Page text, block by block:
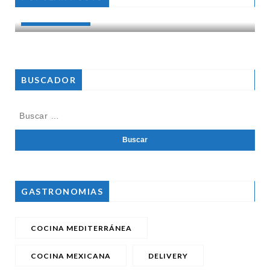
BUSCADOR
GASTRONOMIAS
COCINA MEDITERRÁNEA
COCINA MEXICANA DELIVERY